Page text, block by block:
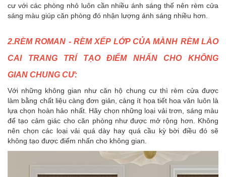
cư với các phòng nhỏ luôn cần nhiều ánh sáng thế nên rèm cửa
sáng màu giúp căn phòng đó nhận lượng ánh sáng nhiều hơn.
2.RÈM ROMAN - RÈM XẾP LỚP CỦA MÀNH RÈM LÀO
CAI TRANG TRÍ TẠO ĐIỂM NHẤN CHO KHÔNG
GIAN CHUNG CƯ:
Với những không gian như căn hộ chung cư thì rèm cửa được
làm bằng chất liệu càng đơn giản, càng ít họa tiết hoa văn luôn là
lựa chọn hoàn hảo nhất. Hãy chọn những loại vải trơn, sáng màu
để tạo cảm giác cho căn phòng như được mở rộng hơn. Không
nên chọn các loại vải quá dày hay quá cầu kỳ bời điều đó sẽ
không tạo được điểm nhấn cho không gian